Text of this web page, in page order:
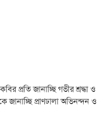
প্রতি জানাচ্ছি গভীর শ্রদ্ধা ও
প্রাণঢালা অভিনন্দন ও